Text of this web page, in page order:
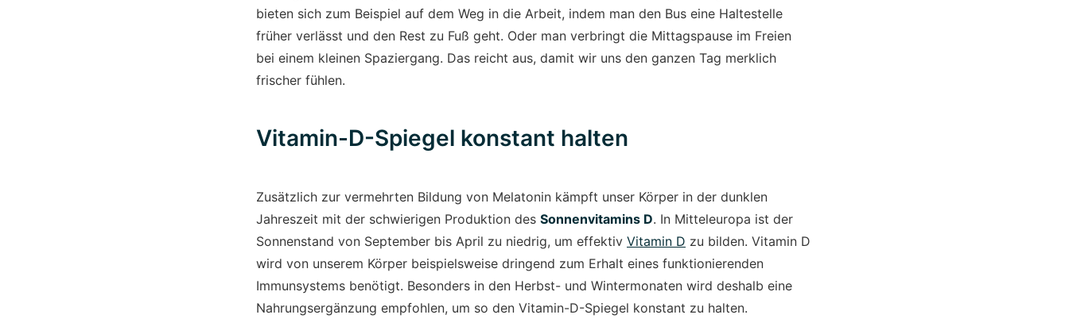
bieten sich zum Beispiel auf dem Weg in die Arbeit, indem man den Bus eine Haltestelle
früher verlässt und den Rest zu Fuß geht. Oder man verbringt die Mittagspause im Freien
bei einem kleinen Spaziergang. Das reicht aus, damit wir uns den ganzen Tag merklich
frischer fühlen.
Vitamin-D-Spiegel konstant halten
Zusätzlich zur vermehrten Bildung von Melatonin kämpft unser Körper in der dunklen
Jahreszeit mit der schwierigen Produktion des Sonnenvitamins D. In Mitteleuropa ist der
Sonnenstand von September bis April zu niedrig, um effektiv Vitamin D zu bilden. Vitamin D
wird von unserem Körper beispielsweise dringend zum Erhalt eines funktionierenden
Immunsystems benötigt. Besonders in den Herbst- und Wintermonaten wird deshalb eine
Nahrungsergänzung empfohlen, um so den Vitamin-D-Spiegel konstant zu halten.